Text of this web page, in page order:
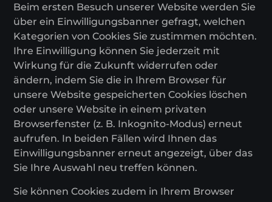
Beim ersten Besuch unserer Website werden Sie
über ein Einwilligungsbanner gefragt, welchen
Kategorien von Cookies Sie zustimmen möchten.
Ihre Einwilligung können Sie jederzeit mit
Wirkung für die Zukunft widerrufen oder
ändern, indem Sie die in Ihrem Browser für
unsere Website gespeicherten Cookies löschen
oder unsere Website in einem privaten
Browserfenster (z. B. Inkognito-Modus) erneut
aufrufen. In beiden Fällen wird Ihnen das
Einwilligungsbanner erneut angezeigt, über das
Sie Ihre Auswahl neu treffen können.
Sie können Cookies zudem in Ihrem Browser